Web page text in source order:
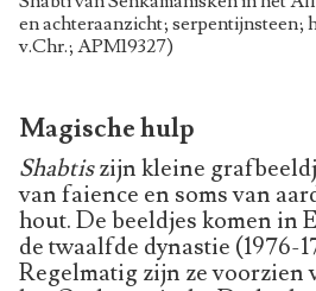
en achteraanzicht; serpentijnsteen;
v.Chr.; APM19327)
Magische hulp
Shabtiszijn kleine
van faience en soms van
hout. De beeldjes komen in
de twaalfde dynastie (1976-
Regelmatig zijn ze voorzien